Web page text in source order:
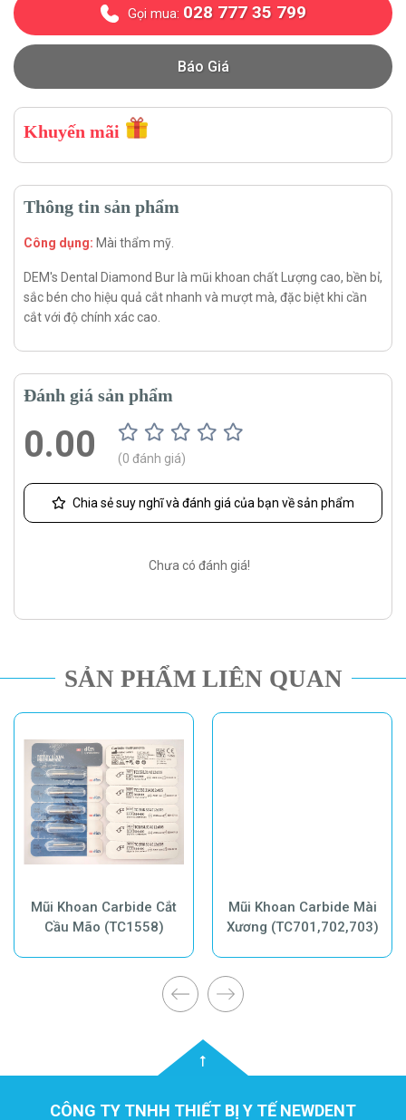
Gọi mua: 028 777 35 799
Báo Giá
Khuyến mãi
Thông tin sản phẩm
Công dụng: Mài thẩm mỹ.
DEM's Dental Diamond Bur là mũi khoan chất Lượng cao, bền bỉ,
sắc bén cho hiệu quả cắt nhanh và mượt mà, đặc biệt khi cần
cắt với độ chính xác cao.
Đánh giá sản phẩm
0.00 (0 đánh giá)
Chia sẻ suy nghĩ và đánh giá của bạn về sản phẩm
Chưa có đánh giá!
SẢN PHẨM LIÊN QUAN
Mũi Khoan Carbide Cắt
Cầu Mão (TC1558)
Mũi Khoan Carbide Mài
Xương (TC701,702,703)
CÔNG TY TNHH THIẾT BỊ Y TẾ NEWDENT